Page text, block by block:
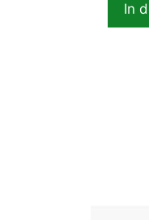
In